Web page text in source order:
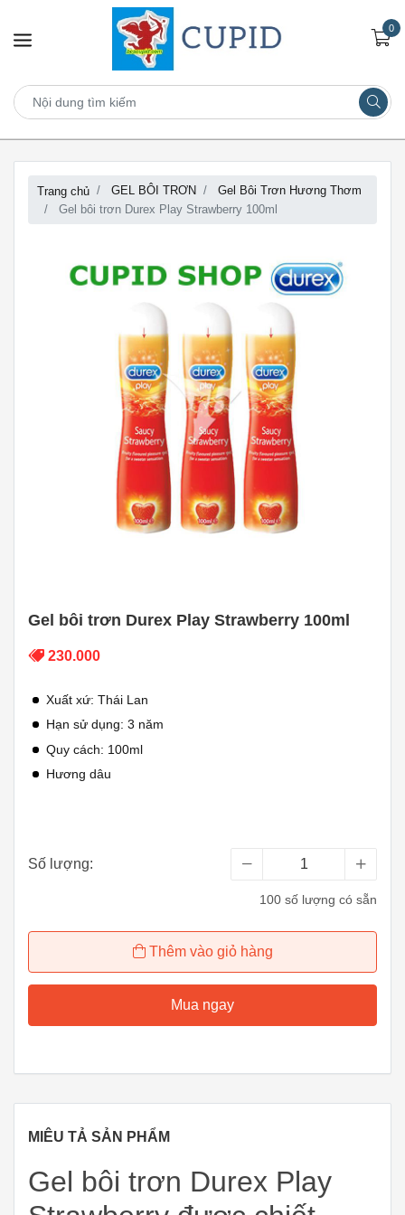
0
Trang chủ GEL BÔI TRƠN
Gel Bôi Trơn Hương Thơm
Gel bôi trơn Durex Play Strawberry 100ml
Gel bôi trơn Durex Play Strawberry 100ml
230.000
Xuất xứ: Thái Lan
Hạn sử dụng: 3 năm
Quy cách: 100ml
Hương dâu
Số lượng:
100 số lượng có sẵn
Thêm vào giỏ hàng
Mua ngay
MIÊU TẢ SẢN PHẨM
Gel bôi trơn Durex Play